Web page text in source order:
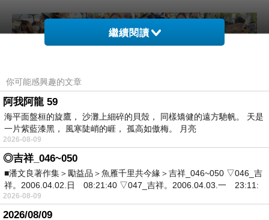
市長黃偉哲表示，竭誠邀請各位民眾，耶誕佳
節相約來海安拍照打卡、逛商圈，活動現場不
繼續閱讀
你可能感興趣的文章
阿我阿龍 59
海平面盤桓的旋鷹， 沙灘上細碎的貝殼， 同樣矯健的遠方馳帆。 天是
一片紫藍漆黑， 風寒陡峭的崕， 孤高如傲梅。 月亮
2026-08-09
◎吉祥_046~050
■潘文良著作集＞勵益品＞魚雁千里共今緣＞吉祥_046~050 ▽046_吉
祥。2006.04.02.日 08:21:40 ▽047_吉祥。2006.04.03.一 23:11:
2026-08-09
2026/08/09